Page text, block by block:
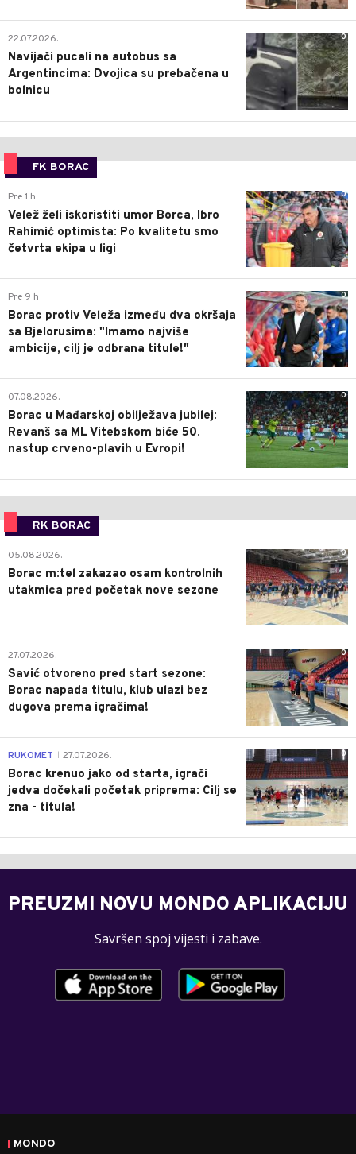
0
22.07.2026.
Navijači pucali na autobus sa
Argentincima: Dvojica su prebačena u
bolnicu
FK BORAC
0
Pre 1 h
Velež želi iskoristiti umor Borca, Ibro
Rahimić optimista: Po kvalitetu smo
četvrta ekipa u ligi
0
Pre 9 h
Borac protiv Veleža između dva okršaja
sa Bjelorusima: "Imamo najviše
ambicije, cilj je odbrana titule!"
0
07.08.2026.
Borac u Mađarskoj obilježava jubilej:
Revanš sa ML Vitebskom biće 50.
nastup crveno-plavih u Evropi!
RK BORAC
0
05.08.2026.
Borac m:tel zakazao osam kontrolnih
utakmica pred početak nove sezone
0
27.07.2026.
Savić otvoreno pred start sezone:
Borac napada titulu, klub ulazi bez
dugova prema igračima!
0
RUKOMET 27.07.2026.
Borac krenuo jako od starta, igrači
jedva dočekali početak priprema: Cilj se
zna - titula!
PREUZMI NOVU MONDO APLIKACIJU
Savršen spoj vijesti i zabave.
MONDO